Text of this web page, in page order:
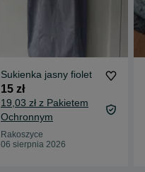
Sukienka jasny fiolet
15 zł
19,03 zł z Pakietem
Ochronnym
Rakoszyce
06 sierpnia 2026